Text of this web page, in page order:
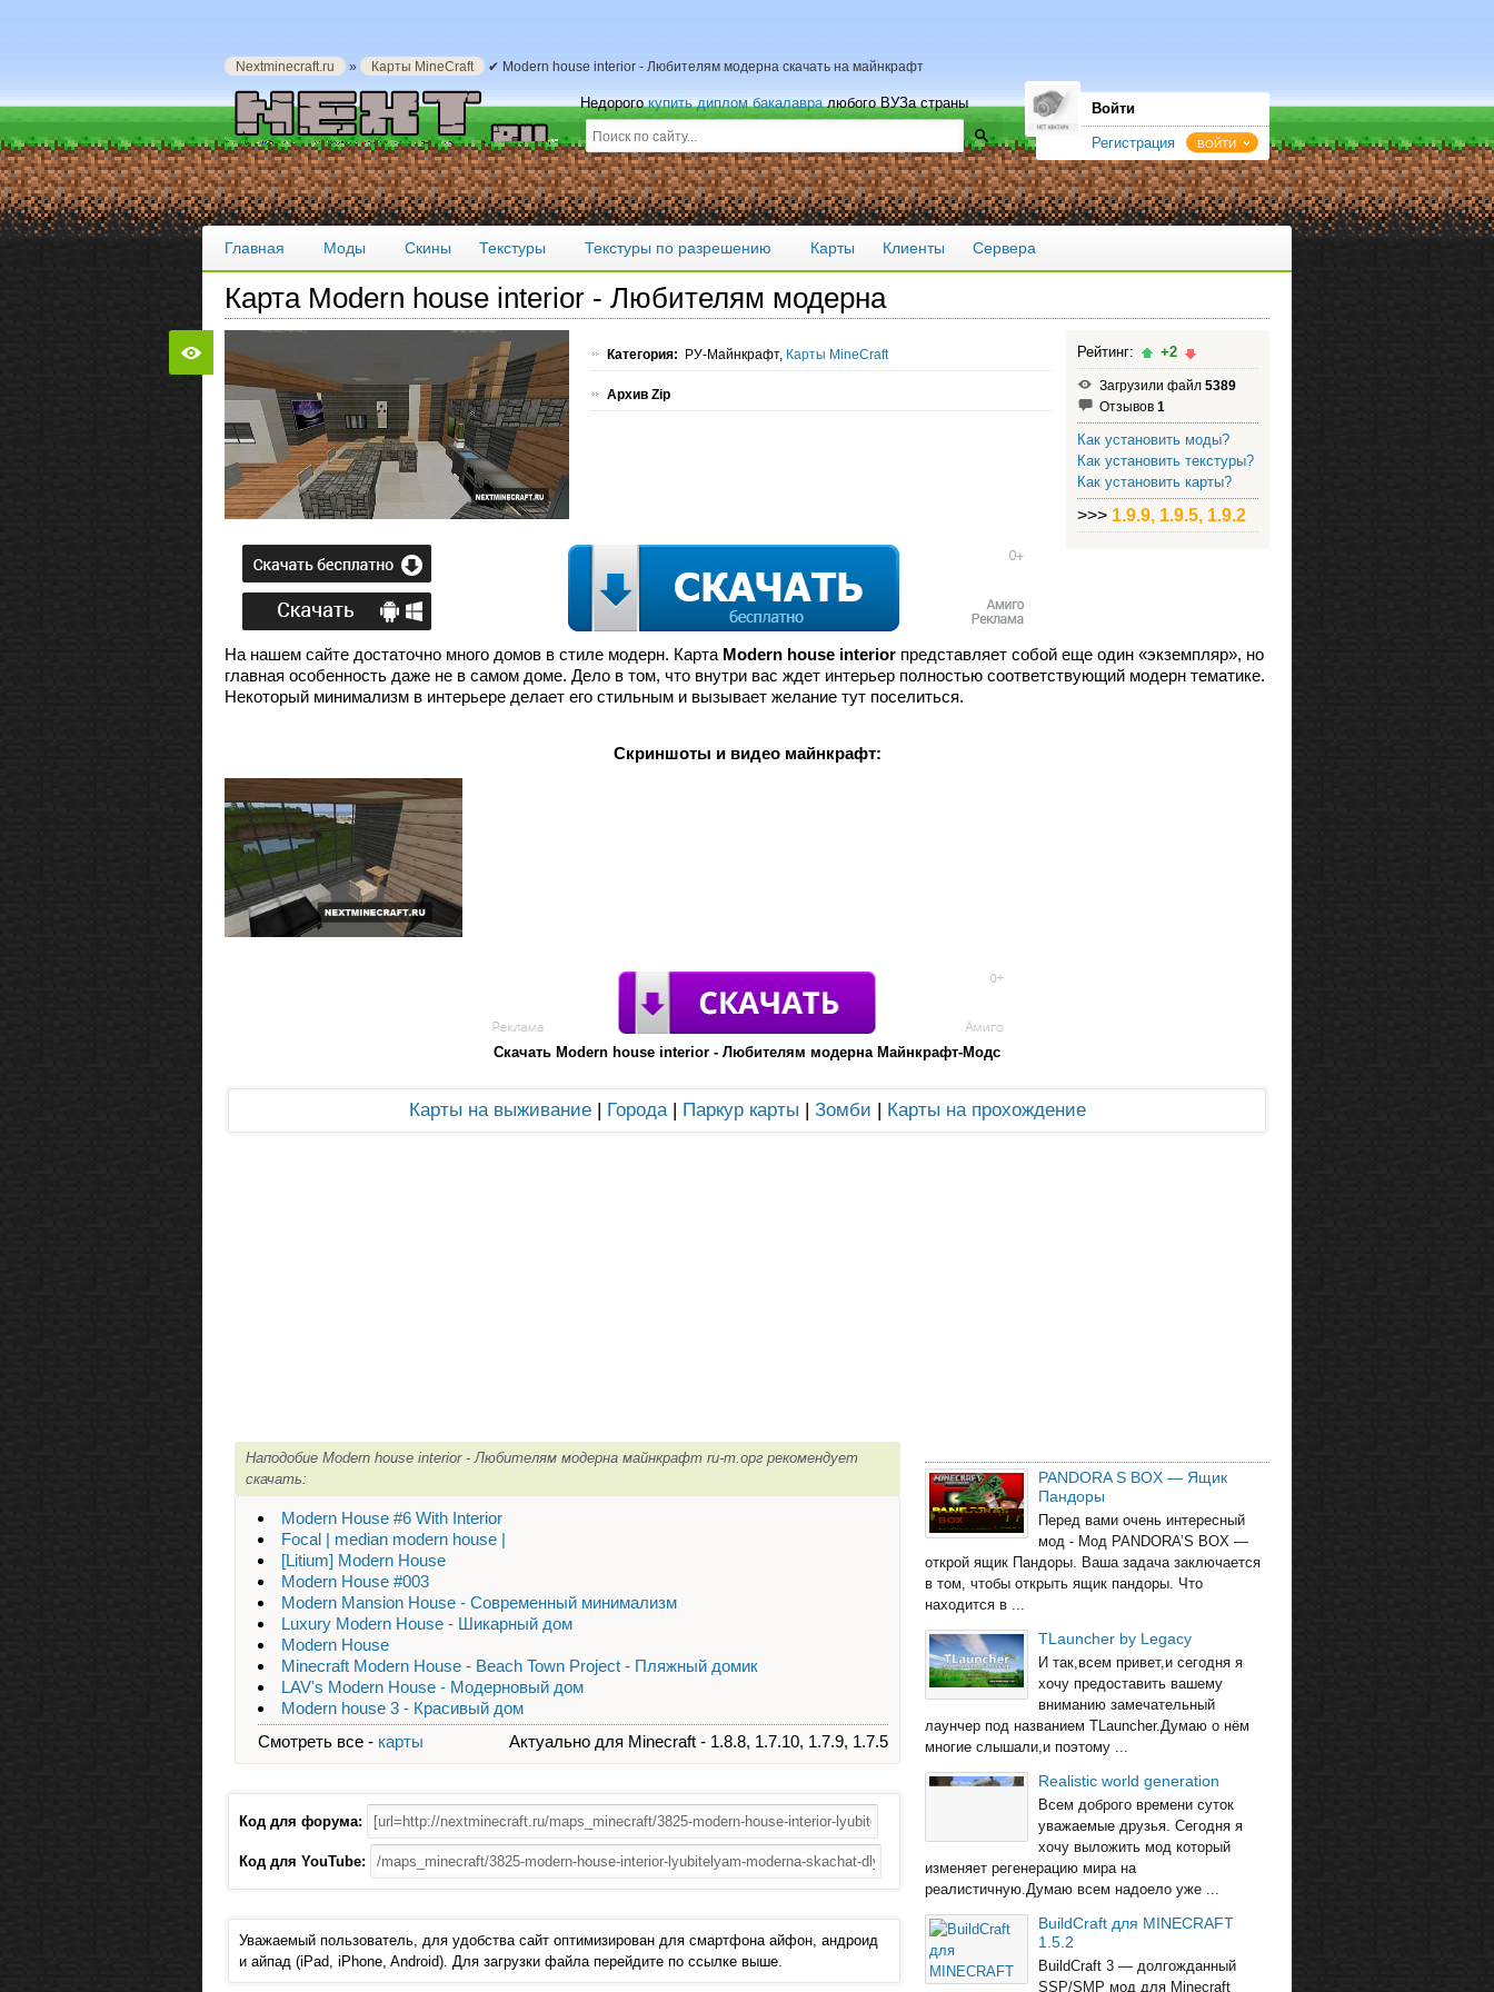
Nextminecraft.ru » Карты MineCraft ✔ Modern house interior - Любителям модерна скачать на майнкрафт
Недорогокупить диплом бакалавралюбого ВУЗа страны Войти
Регистрация ВОЙТИ
Главная Моды Скины Текстуры Текстуры по разрешению Карты Клиенты Сервера
Карта Modern house interior - Любителям модерна
Категория: РУ-Майнкрафт, Карты MineCraft
Архив Zip
Рейтинг: +2
Загрузили файл 5389
Отзывов 1
Как установить моды?
Как установить текстуры?
Как установить карты?
>>> 1.9.9, 1.9.5, 1.9.2
На нашем сайте достаточно много домов в стиле модерн. Карта Modern house interior представляет собой еще один «экземпляр», но
главная особенность даже не в самом доме. Дело в том, что внутри вас ждет интерьер полностью соответствующий модерн тематике.
Некоторый минимализм в интерьере делает его стильным и вызывает желание тут поселиться.
Скриншоты и видео майнкрафт:
Скачать Modern house interior - Любителям модерна Майнкрафт-Модс
Карты на выживание| Города| Паркур карты | Зомби | Карты на прохождение
Наподобие Modern house interior - Любителям модерна майнкрафт ru-m.орг рекомендует
скачать:
Modern House #6 With Interior
Focal | median modern house |
[Litium] Modern House
Modern House #003
Modern Mansion House - Современный минимализм
Luxury Modern House - Шикарный дом
Modern House
Minecraft Modern House - Beach Town Project - Пляжный домик
LAV's Modern House - Модерновый дом
Modern house 3 - Красивый дом
Смотреть все - карты Актуально для Minecraft - 1.8.8, 1.7.10, 1.7.9, 1.7.5
Код для форума:
Код для YouTube:
Уважаемый пользователь, для удобства сайт оптимизирован для смартфона айфон, андроид
и айпад (iPad, iPhone, Android). Для загрузки файла перейдите по ссылке выше.
PANDORA S BOX — Ящик
Пандоры
Перед вами очень интересный
мод - Мод PANDORA’S BOX —
открой ящик Пандоры. Ваша задача заключается
в том, чтобы открыть ящик пандоры. Что
находится в ...
TLauncher by Legacy
И так,всем привет,и сегодня я
хочу предоставить вашему
вниманию замечательный
лаунчер под названием TLauncher.Думаю о нём
многие слышали,и поэтому ...
Realistic world generation
Всем доброго времени суток
уважаемые друзья. Сегодня я
хочу выложить мод который
изменяет регенерацию мира на
реалистичную.Думаю всем надоело уже ...
BuildCraft для MINECRAFT
1.5.2
BuildCraft 3 — долгожданный
SSP/SMP мод для Minecraft